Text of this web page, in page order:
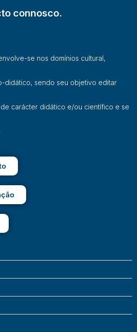
connosco.
se nos domínios cultural,
didático, sendo seu objetivo editar
carácter didático e/ou científico e se